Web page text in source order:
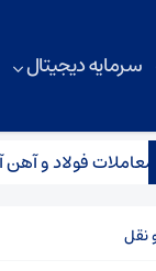
سرمایه دیجیتال
فولاد و آهن آلات
نقل